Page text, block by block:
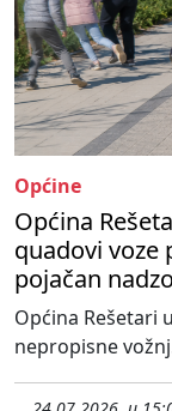
Općine
Općina
quadovi voze
pojačan
Općina Rešetari
nepropisne